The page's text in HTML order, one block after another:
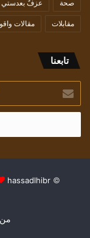
صحة عزفٌ بعدستي
مقابلات مقالات
تابعنا
بريدك
الإلكتروني
© Copyright 2026, All Rights Reserved |
hassadlhibr